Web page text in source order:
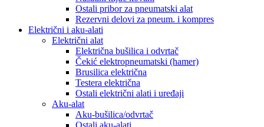
Ostali pribor za pneumatski alat
Rezervni delovi za pneum. i kompres
Električni i aku-alati
Električni alat
Električna bušilica i odvrtač
Čekić elektropneumatski (hamer)
Brusilica električna
Testera električna
Ostali električni alati i uređaji
Aku-alat
Aku-bušilica/odvrtač
Ostali aku-alati